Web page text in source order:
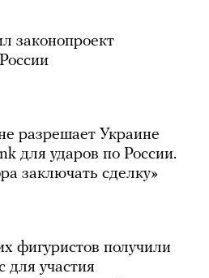
законопроект
разрешает Украине
для ударов по России.
заключать сделку»
фигуристов получили
для участия